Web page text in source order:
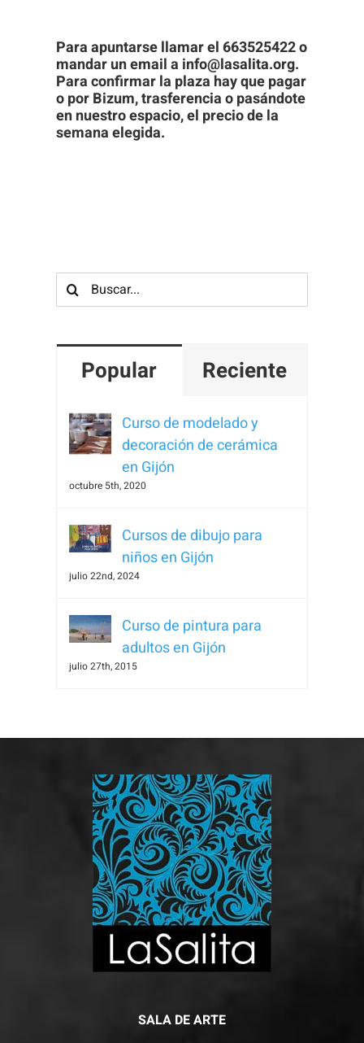
Para apuntarse llamar el 663525422 o
mandar un email a info@lasalita.org.
Para confirmar la plaza hay que pagar
o por Bizum, trasferencia o pasándote
en nuestro espacio, el precio de la
semana elegida.
Buscar:
Popular Reciente
Curso de modelado y
decoración de cerámica
en Gijón
octubre 5th, 2020
Cursos de dibujo para
niños en Gijón
julio 22nd, 2024
Curso de pintura para
adultos en Gijón
julio 27th, 2015
SALA DE ARTE
cookies,
algunas
funcionalidades
desaparecerán